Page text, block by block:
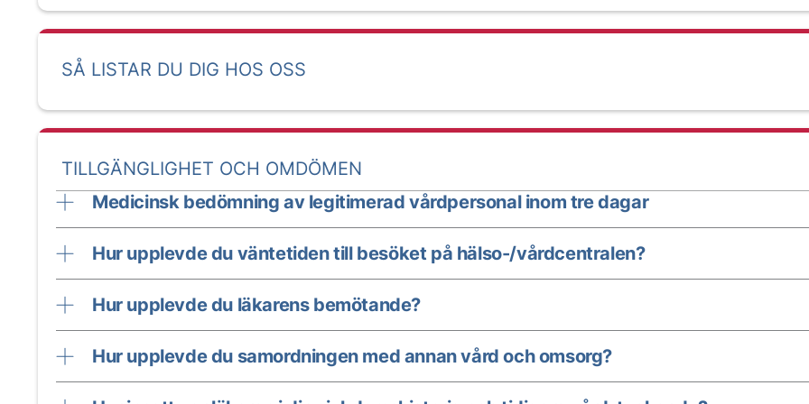
SÅ LISTAR DU DIG HOS OSS
TILLGÄNGLIGHET OCH OMDÖMEN
Medicinsk bedömning av legitimerad vårdpersonal inom tre dagar
Hur upplevde du väntetiden till besöket på hälso-/vårdcentralen?
Hur upplevde du läkarens bemötande?
Hur upplevde du samordningen med annan vård och omsorg?